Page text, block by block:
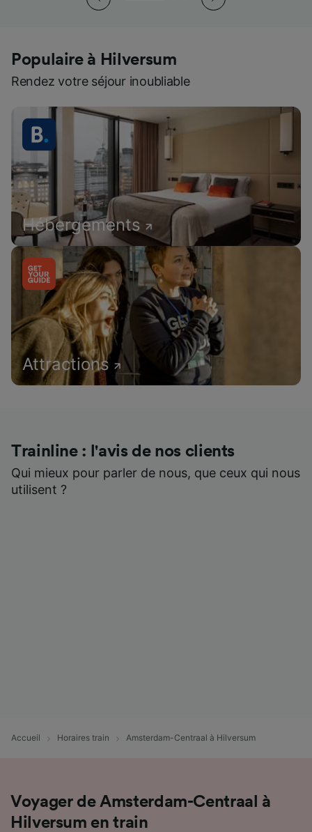
Populaire à Hilversum
Rendez votre séjour inoubliable
Hébergements
Attractions
Trainline : l'avis de nos clients
Qui mieux pour parler de nous, que ceux qui nous
utilisent ?
Accueil Horaires train Amsterdam-Centraal à Hilversum
Voyager de Amsterdam-Centraal à
Hilversum en train